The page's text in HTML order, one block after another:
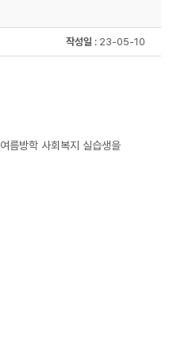
작성일 : 23-05-10
름방학 사회복지 실습생을